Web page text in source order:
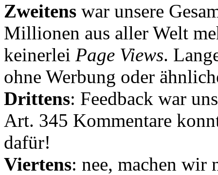
Zweitens war unsere
Millionen aus aller Welt
keinerlei Page Views.
ohne Werbung oder
Drittens: Feedback war
Art. 345 Kommentare
dafür!
Viertens: nee, machen wir